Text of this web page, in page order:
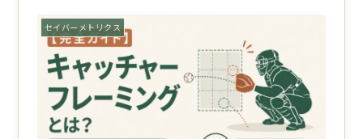
セイバーメトリクス